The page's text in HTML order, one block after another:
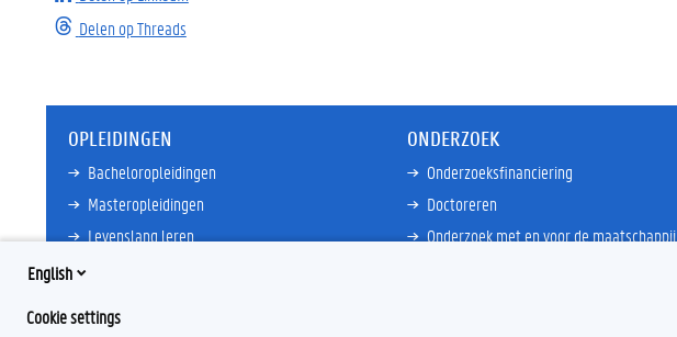
Delen op Threads
OPLEIDINGEN
Bacheloropleidingen
Masteropleidingen
Levenslang leren
ONDERZOEK
Onderzoeksfinanciering
Doctoreren
Onderzoek met en voor de maatschappij
English
Cookie settings